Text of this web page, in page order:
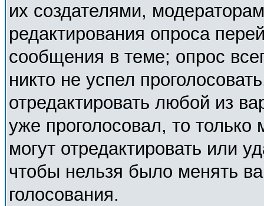
их создателями,
редактирования опроса
сообщения в теме; опрос
никто не успел
отредактировать любой из
уже проголосовал, то
могут отредактировать или
чтобы нельзя было менять
голосования.